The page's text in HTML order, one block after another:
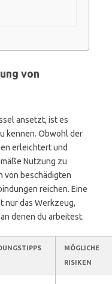
von
ansetzt, ist es
kennen. Obwohl der
erleichtert und
Nutzung zu
von beschädigten
reichen. Eine
nur das Werkzeug,
denen du arbeitest.
MÖGLICHE
RISIKEN